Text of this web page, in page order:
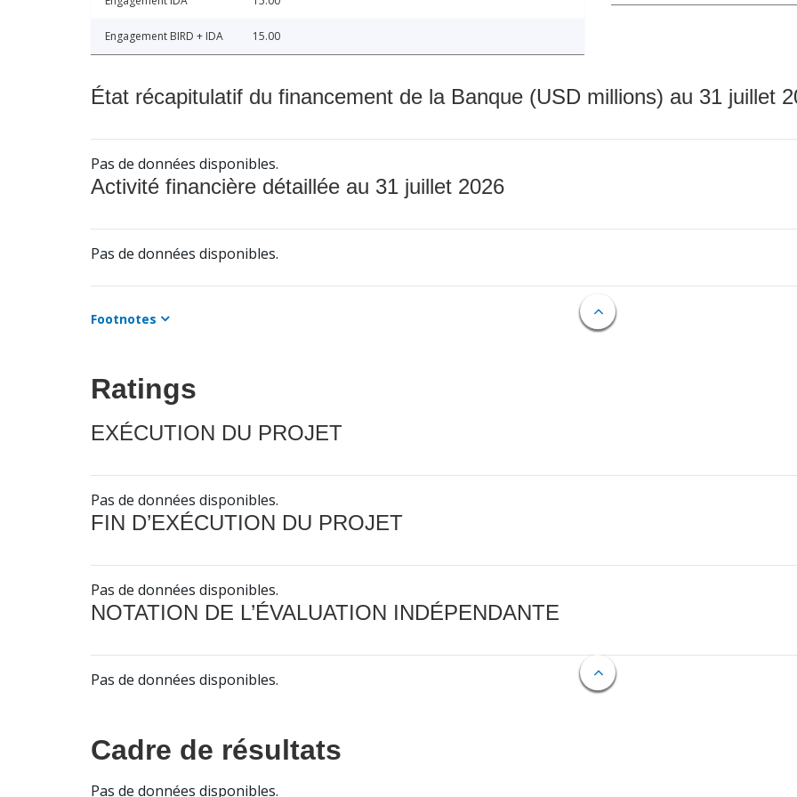
Engagement BIRD + IDA 15.00
État récapitulatif du financement de la Banque (USD millions) au 31 juillet
Pas de données disponibles.
Activité financière détaillée au 31 juillet 2026
Pas de données disponibles.
Footnotes
Ratings
EXÉCUTION DU PROJET
Pas de données disponibles.
FIN D’EXÉCUTION DU PROJET
Pas de données disponibles.
NOTATION DE L’ÉVALUATION INDÉPENDANTE
Pas de données disponibles.
Cadre de résultats
Pas de données disponibles.